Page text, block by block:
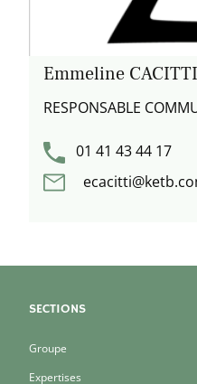
Emmeline CACITTI
RESPONSABLE
01 41 43 44 17
SECTIONS
Groupe
Expertises